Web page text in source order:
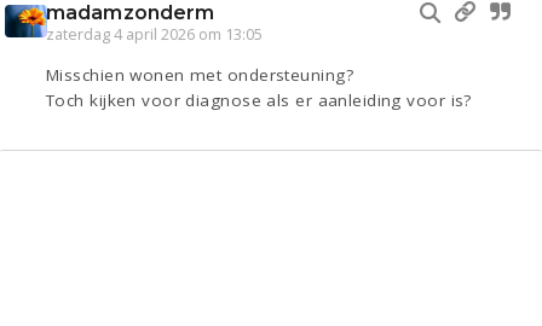
madamzonderm
zaterdag 4 april 2026 om 13:05
Misschien wonen met ondersteuning?
Toch kijken voor diagnose als er aanleiding voor is?